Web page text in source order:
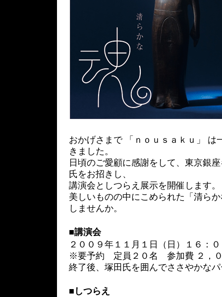
おかげさまで 「ｎｏｕｓａｋｕ」 は
きました。
日頃のご愛顧に感謝をして、東京銀
氏をお招きし、
講演会としつらえ展示を開催します。
美しいものの中にこめられた「清ら
しませんか。
■講演会
２００９年１１月１日（日）１６：
※要予約 定員２０名 参加費 ２，
終了後、塚田氏を囲んでささやかな
■ しつらえ